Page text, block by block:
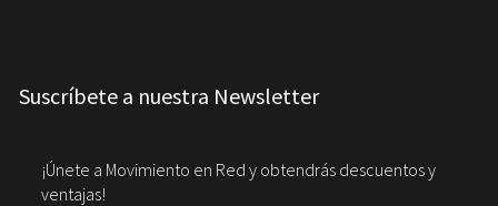
Suscríbete a nuestra Newsletter
¡Únete a Movimiento en Red y obtendrás descuentos y
ventajas!